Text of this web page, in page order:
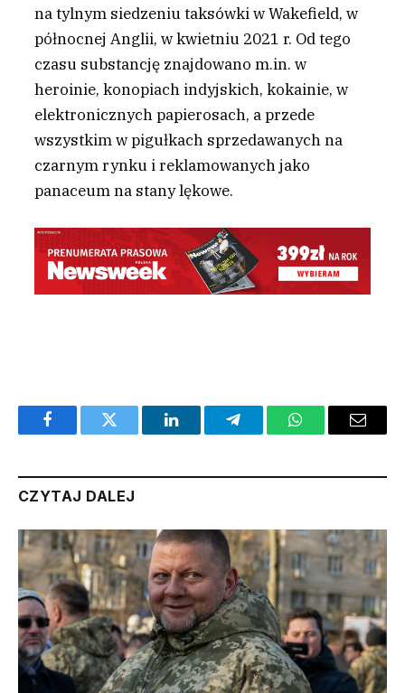
na tylnym siedzeniu taksówki w Wakefield, w
północnej Anglii, w kwietniu 2021 r. Od tego
czasu substancję znajdowano m.in. w
heroinie, konopiach indyjskich, kokainie, w
elektronicznych papierosach, a przede
wszystkim w pigułkach sprzedawanych na
czarnym rynku i reklamowanych jako
panaceum na stany lękowe.
FacebookTwitter LinkedInTelegramWhatsAppEmail
CZYTAJ DALEJ